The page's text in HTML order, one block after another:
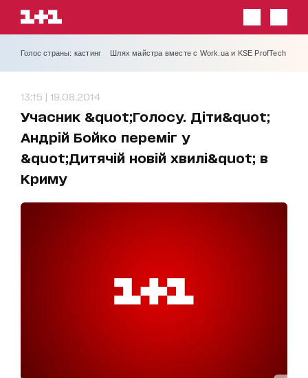
Голос страны: кастинг Шлях майстра вместе с Work.ua и KSE ProfTech
13:15 | 19.08.2014
Учасник &quot;Голосу. Діти&quot;
Андрій Бойко переміг у
&quot;Дитячій новій хвилі&quot; в
Криму